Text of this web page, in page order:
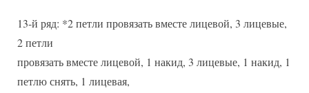
13-й ряд: *2 петли провязать вместе лицевой, 3 лицевые,
2 петли
провязать вместе лицевой, 1 накид, 3 лицевые, 1 накид, 1
петлю снять, 1 лицевая,